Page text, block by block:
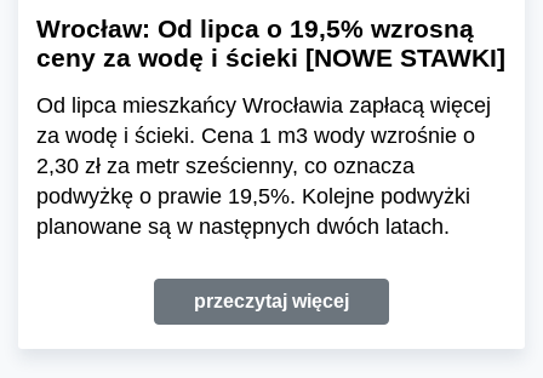
Wrocław: Od lipca o 19,5% wzrosną
ceny za wodę i ścieki [NOWE STAWKI]
Od lipca mieszkańcy Wrocławia zapłacą więcej
za wodę i ścieki. Cena 1 m3 wody wzrośnie o
2,30 zł za metr sześcienny, co oznacza
podwyżkę o prawie 19,5%. Kolejne podwyżki
planowane są w następnych dwóch latach.
przeczytaj więcej